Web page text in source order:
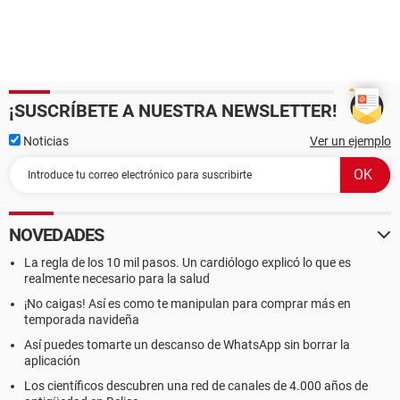
Tamaño 256 KB
Dispositivos de arranque Floppy Disk, Hard Disk, CD-ROM,
Funciones disponibles Flash BIOS, Shadow BIOS, Selectable
Standards soportados DMI, APM, ACPI, ESCD, PnP
[ Sistema ]
Propiedades del Sistema:
Fabricante ECS
Producto M810DLU
Versión 1.0
Número de serie 00000000
Tipo de arranque Sonido del modem
[ Placa base ]
¡SUSCRÍBETE A NUESTRA NEWSLETTER!
Noticias Ver un ejemplo
NOVEDADES
La regla de los 10 mil pasos. Un cardiólogo explicó lo que es
realmente necesario para la salud
¡No caigas! Así es como te manipulan para comprar más en
temporada navideña
Así puedes tomarte un descanso de WhatsApp sin borrar la
aplicación
Los científicos descubren una red de canales de 4.000 años de